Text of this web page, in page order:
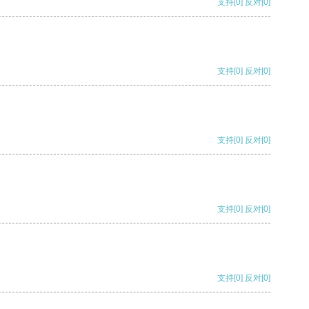
支持 [0] 反对 [0]
支持[0] 反对[0]
支持[0] 反对[0]
支持[0] 反对[0]
支持[0] 反对[0]